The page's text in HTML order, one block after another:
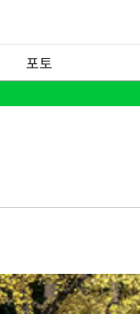
포토